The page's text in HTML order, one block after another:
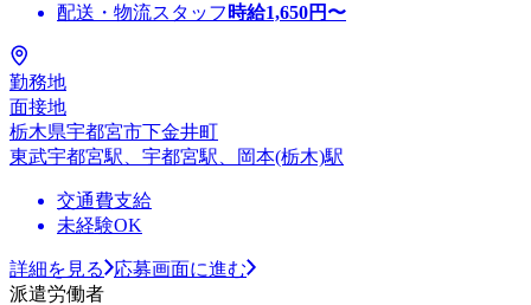
配送・物流スタッフ 時給1,650円〜
勤務地
面接地
栃木県宇都宮市下金井町
東武宇都宮駅、宇都宮駅、岡本(栃木)駅
交通費支給
未経験OK
詳細を見る
応募画面に進む
派遣労働者